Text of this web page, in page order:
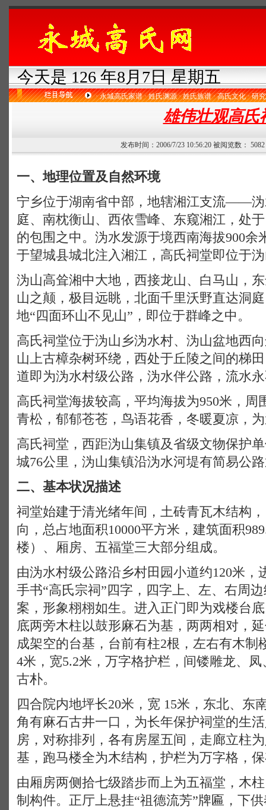
今天是 126 年8月7日 星期五
· 永城高氏家谱 · 姓氏渊源 · 姓氏族谱 · 高氏文化 · 研
雄伟壮观高氏
发布时间：2006/7/23 10:56:20 被阅览数：
一、地理位置及自然环境
宁乡位于湖南省中部，地辖湘江支流——
庭、南枕衡山、西依雪峰、东窥湘江，处
的包围之中。沩水发源于境西南海拔900余
于望城县城北注入湘江，高氏祠堂即位于
沩山高耸湘中大地，西接龙山、白马山，
山之颠，极目远眺，北面千里沃野直达洞
地“四面环山不见山”，即位于群峰之中。
高氏祠堂位于沩山乡沩水村、沩山盆地西
山上古樟杂树环绕，西处于丘陵之间的梯
道即为沩水村级公路，沩水伴公路，流水
高氏祠堂海拔较高，平均海拔为950米，周
青松，郁郁苍苍，鸟语花香，冬暖夏凉，
高氏祠堂，西距沩山集镇及省级文物保护
城76公里，沩山集镇沿沩水河堤有简易公
二、基本状况描述
祠堂始建于清光绪年间，土砖青瓦木结构
向，总占地面积10000平方米，建筑面积
楼）、厢房、五福堂三大部分组成。
由沩水村级公路沿乡村田园小道约120米，
手书“高氏宗祠”四字，四字上、左、右周
案，形象栩栩如生。进入正门即为戏楼台
底两旁木柱以鼓形麻石为基，两两相对，
成架空的台基，台前有柱2根，左右有木制
4米，宽5.2米，万字格护栏，间镂雕龙、
古朴。
四合院内地坪长20米，宽 15米，东北、东
角有麻石古井一口，为长年保护祠堂的生
房，对称排列，各有房屋五间，走廊立柱
基，跑马楼全为木结构，护栏为万字格，
由厢房两侧拾七级踏步而上为五福堂，木
制构件。正厅上悬挂“祖德流芳”牌匾，下